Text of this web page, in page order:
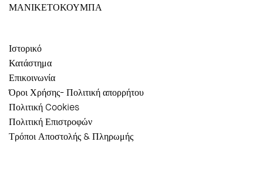
ΜΑΝΙΚΕΤΟΚΟΥΜΠΑ
Ιστορικό
Κατάστημα
Επικοινωνία
Όροι Χρήσης- Πολιτική απορρήτου
Πολιτική Cookies
Πολιτική Επιστροφών
Τρόποι Αποστολής & Πληρωμής